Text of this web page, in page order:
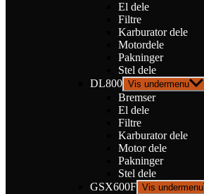
El dele
Filtre
Karburator dele
Motordele
Pakninger
Stel dele
DL800 Vis undermenu
Bremser
El dele
Filtre
Karburator dele
Motor dele
Pakninger
Stel dele
GSX600F Vis undermenu